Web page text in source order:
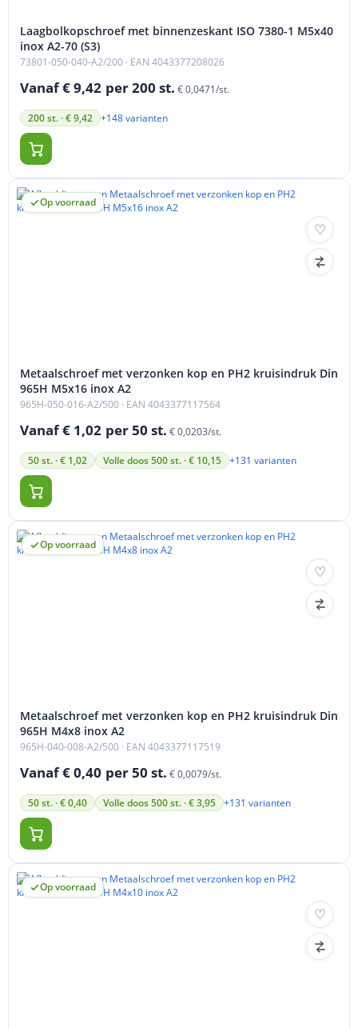
Laagbolkopschroef met binnenzeskant ISO 7380-1 M5x40
inox A2-70 (S3)
73801-050-040-A2/200 · EAN 4043377208026
Vanaf € 9,42 per 200 st. € 0,0471/st.
200 st. · € 9,42 +148 varianten
Op voorraad
Metaalschroef met verzonken kop en PH2 kruisindruk Din
965H M5x16 inox A2
965H-050-016-A2/500 · EAN 4043377117564
Vanaf € 1,02 per 50 st. € 0,0203/st.
50 st. · € 1,02 Volle doos 500 st. · € 10,15 +131 varianten
Op voorraad
Metaalschroef met verzonken kop en PH2 kruisindruk Din
965H M4x8 inox A2
965H-040-008-A2/500 · EAN 4043377117519
Vanaf € 0,40 per 50 st. € 0,0079/st.
50 st. · € 0,40 Volle doos 500 st. · € 3,95 +131 varianten
Op voorraad